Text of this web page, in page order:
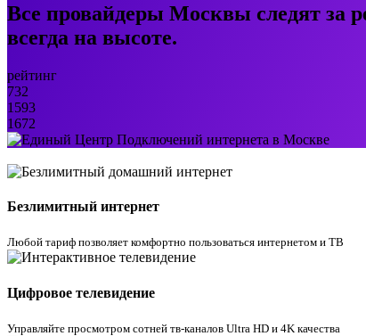
Все провайдеры Москвы следят за
всегда на высоте.
рейтинг
732
1593
1672
Безлимитный интернет
Любой тариф позволяет комфортно пользоваться интернетом и ТВ
Цифровое телевидение
Управляйте просмотром cотней тв-каналов Ultra HD и 4K качества